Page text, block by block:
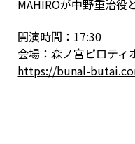
MAHIROが中野重治役
開演時間：17:30
会場：森ノ宮ピロティ
https://bunal-